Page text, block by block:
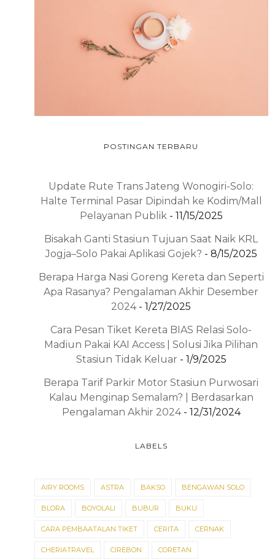
POSTINGAN TERBARU
Update Rute Trans Jateng Wonogiri-Solo:
Halte Terminal Pasar Dipindah ke Kodim/Mall
Pelayanan Publik - 11/15/2025
Bisakah Ganti Stasiun Tujuan Saat Naik KRL
Jogja–Solo Pakai Aplikasi Gojek? - 8/15/2025
Berapa Harga Nasi Goreng Kereta dan Seperti
Apa Rasanya? Pengalaman Akhir Desember
2024- 1/27/2025
Cara Pesan Tiket Kereta BIAS Relasi Solo-
Madiun Pakai KAI Access | Solusi Jika Pilihan
Stasiun Tidak Keluar - 1/9/2025
Berapa Tarif Parkir Motor Stasiun Purwosari
Kalau Menginap Semalam? | Berdasarkan
Pengalaman Akhir 2024- 12/31/2024
LABELS
AIRY ROOMS ASTRA BAKSO BENGAWAN SOLO
BLORA BOYOLALI BUBUR BUKU
CARA PEMBAATALAN TIKET CERITA CERNAK
CHERIATRAVEL CIREBON CORETAN